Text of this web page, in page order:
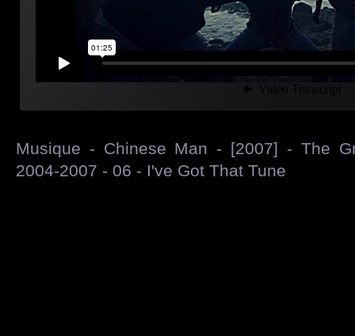
Musique - Chinese Man - [2007] - The
2004-2007 - 06 - I've Got That Tune